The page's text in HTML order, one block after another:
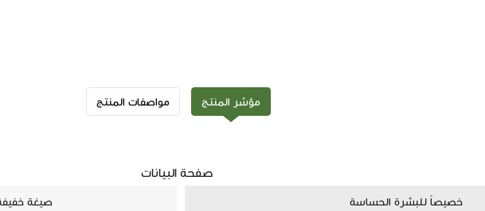
مؤشر المنتج مواصفات المنتج
صفحة البيانات
خصيصاً للبشرة الحساسة صيغة